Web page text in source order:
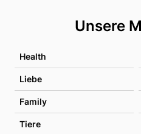
Unsere
Health
Liebe
Family
Tiere